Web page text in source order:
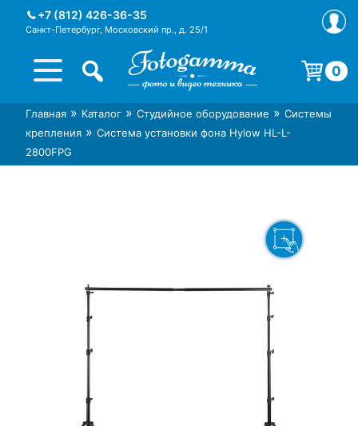
+7 (812) 426-36-35
Санкт-Петербург, Московский пр., д. 25/1
Интернет-магазин фототехники
Foto-Gamma в СПб
Магазин фотоаксессуаров foto-
gamma.ru
0
Корзина пуста.
Главная » Каталог » Студийное оборудование » Системы
крепления » Система установки фона Hylow HL-L-
2800FPG